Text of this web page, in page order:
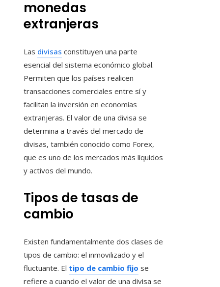
monedas
extranjeras
Las divisas constituyen una parte
esencial del sistema económico global.
Permiten que los países realicen
transacciones comerciales entre sí y
facilitan la inversión en economías
extranjeras. El valor de una divisa se
determina a través del mercado de
divisas, también conocido como Forex,
que es uno de los mercados más líquidos
y activos del mundo.
Tipos de tasas de
cambio
Existen fundamentalmente dos clases de
tipos de cambio: el inmovilizado y el
fluctuante. El tipo de cambio fijo se
refiere a cuando el valor de una divisa se